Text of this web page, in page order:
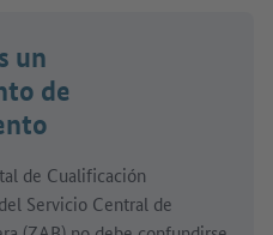
un
de
de Cualificación
Servicio Central de